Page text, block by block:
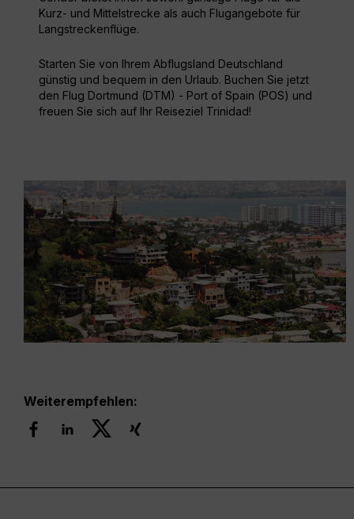
Kurz- und Mittelstrecke als auch Flugangebote für
Langstreckenflüge.
Starten Sie von Ihrem Abflugsland Deutschland
günstig und bequem in den Urlaub. Buchen Sie jetzt
den Flug Dortmund (DTM) - Port of Spain (POS) und
freuen Sie sich auf Ihr Reiseziel Trinidad!
Weiterempfehlen: